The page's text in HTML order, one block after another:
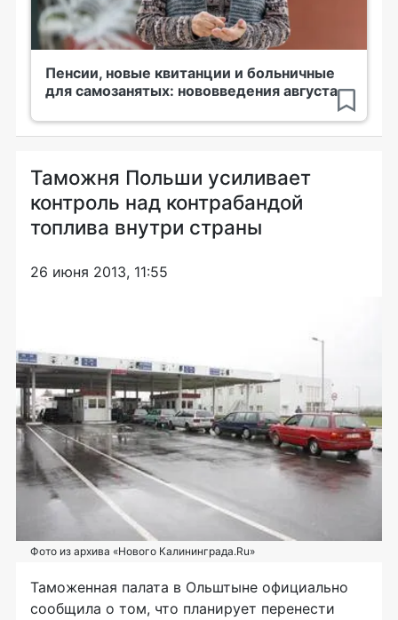
Пенсии, новые квитанции и больничные
для самозанятых: нововведения августа
Таможня Польши усиливает
контроль над контрабандой
топлива внутри страны
26 июня 2013, 11:55
Фото из архива «Нового Калининграда.Ru»
Таможенная палата в Ольштыне официально
сообщила о том, что планирует перенести